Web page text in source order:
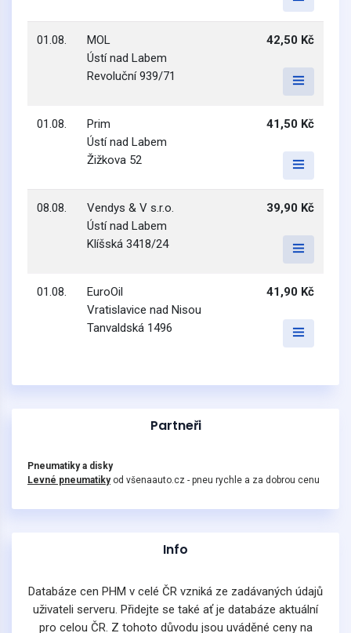
01.08.
MOL
Ústí nad Labem
Revoluční 939/71
42,50 Kč
01.08.
Prim
Ústí nad Labem
Žižkova 52
41,50 Kč
08.08.
Vendys & V s.r.o.
Ústí nad Labem
Klíšská 3418/24
39,90 Kč
01.08.
EuroOil
Vratislavice nad Nisou
Tanvaldská 1496
41,90 Kč
Partneři
Pneumatiky a disky
Levné pneumatikyod všenaauto.cz - pneu rychle a za dobrou cenu
Info
Databáze cen PHM v celé ČR vzniká ze zadávaných údajů
uživateli serveru. Přidejte se také ať je databáze aktuální
pro celou ČR. Z tohoto důvodu jsou uváděné ceny na